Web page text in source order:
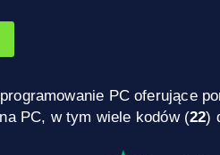
PC oferujące
PC, w tym wiele kodów (22)